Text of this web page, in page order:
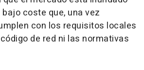
coste que, una vez
con los requisitos locales
de red ni las normativas